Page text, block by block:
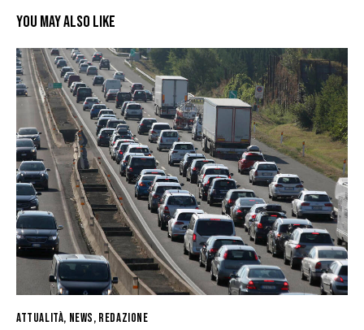
ce
b
o
o
k
YOU MAY ALSO LIKE
ATTUALITÀ, NEWS, REDAZIONE